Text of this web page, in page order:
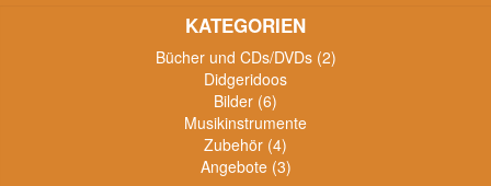
KATEGORIEN
Bücher und CDs/DVDs (2)
Didgeridoos
Bilder (6)
Musikinstrumente
Zubehör (4)
Angebote (3)